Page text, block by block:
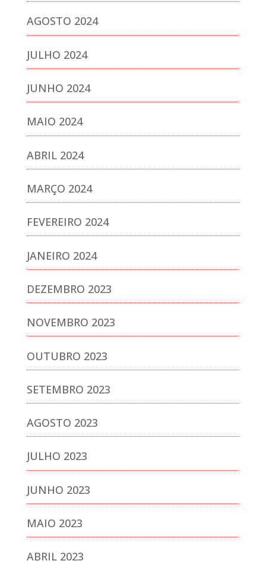
AGOSTO 2024
JULHO 2024
JUNHO 2024
MAIO 2024
ABRIL 2024
MARÇO 2024
FEVEREIRO 2024
JANEIRO 2024
DEZEMBRO 2023
NOVEMBRO 2023
OUTUBRO 2023
SETEMBRO 2023
AGOSTO 2023
JULHO 2023
JUNHO 2023
MAIO 2023
ABRIL 2023